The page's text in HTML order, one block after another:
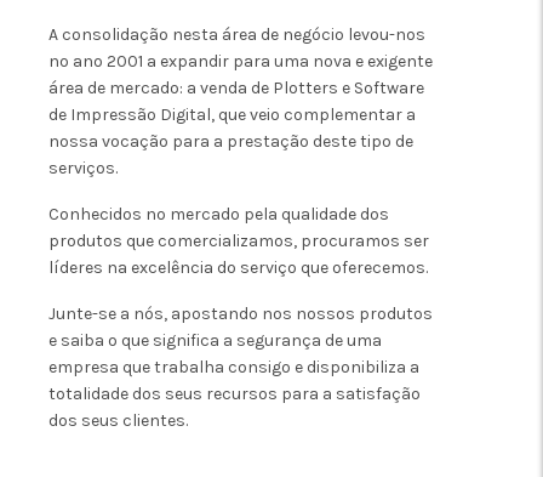
A consolidação nesta área de negócio levou-nos
no ano 2001 a expandir para uma nova e exigente
área de mercado: a venda de Plotters e Software
de Impressão Digital, que veio complementar a
nossa vocação para a prestação deste tipo de
serviços.
Conhecidos no mercado pela qualidade dos
produtos que comercializamos, procuramos ser
líderes na excelência do serviço que oferecemos.
Junte-se a nós, apostando nos nossos produtos
e saiba o que significa a segurança de uma
empresa que trabalha consigo e disponibiliza a
totalidade dos seus recursos para a satisfação
dos seus clientes.